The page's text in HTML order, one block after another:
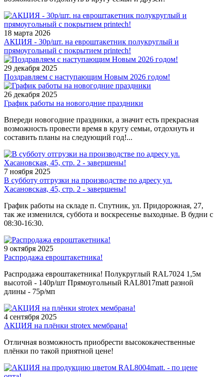
18 марта 2026
АКЦИЯ - 30р/шт. на евроштакетник полукруглый и
прямоугольный с покрытием printech!
29 декабря 2025
Поздравляем с наступающим Новым 2026 годом!
26 декабря 2025
График работы на новогодние праздники
Впереди новогодние праздники, а значит есть прекрасная
возможность провести время в кругу семьи, отдохнуть и
составить планы на следующий год!...
7 ноября 2025
В субботу отгрузки на производстве по адресу ул.
Хасановская, 45, стр. 2 - завершены!
График работы на складе п. Спутник, ул. Придорожная, 27,
так же изменился, суббота и воскресенье выходные. В будни с
08:30-16:30.
9 октября 2025
Распродажа евроштакетника!
Распродажа евроштакетника! Полукруглый RAL7024 1,5м
высотой - 140р/шт Прямоугольный RAL8017matt разной
длины - 75р/мп
4 сентября 2025
АКЦИЯ на плёнки strotex мембрана!
Отличная возможность приобрести высококачественные
плёнки по такой приятной цене!